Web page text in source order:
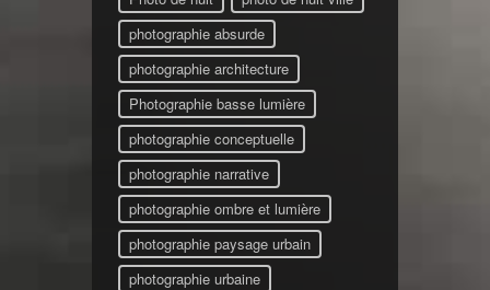
photographie absurde
photographie architecture
Photographie basse lumière
photographie conceptuelle
photographie narrative
photographie ombre et lumière
photographie paysage urbain
photographie urbaine